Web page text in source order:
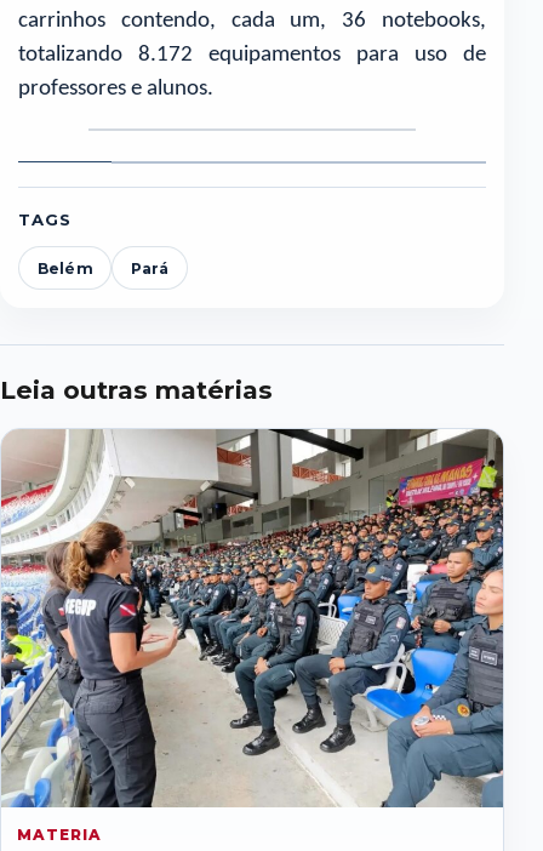
carrinhos contendo, cada um, 36 notebooks,
totalizando 8.172 equipamentos para uso de
professores e alunos.
1
Futuro:
incentiva
o
turismo,
das
4
à
TAGS
Belém Pará
Leia outras matérias
MATERIA